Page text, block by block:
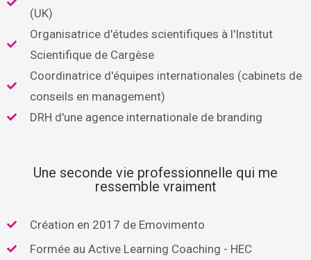
(UK)
Organisatrice d'études scientifiques à l'Institut
Scientifique de Cargèse
Coordinatrice d'équipes internationales (cabinets de
conseils en management)
DRH d'une agence internationale de branding
Une seconde vie professionnelle qui me
ressemble vraiment
Création en 2017 de Emovimento
Formée au Active Learning Coaching - HEC